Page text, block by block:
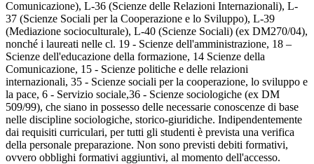
Comunicazione), L-36 (Scienze delle Relazioni Internazionali), L-
37 (Scienze Sociali per la Cooperazione e lo Sviluppo), L-39
(Mediazione socioculturale), L-40 (Scienze Sociali) (ex DM270/04),
nonché i laureati nelle cl. 19 - Scienze dell'amministrazione, 18 –
Scienze dell'educazione della formazione, 14 Scienze della
Comunicazione, 15 - Scienze politiche e delle relazioni
internazionali, 35 - Scienze sociali per la cooperazione, lo sviluppo e
la pace, 6 - Servizio sociale,36 - Scienze sociologiche (ex DM
509/99), che siano in possesso delle necessarie conoscenze di base
nelle discipline sociologiche, storico-giuridiche. Indipendentemente
dai requisiti curriculari, per tutti gli studenti è prevista una verifica
della personale preparazione. Non sono previsti debiti formativi,
ovvero obblighi formativi aggiuntivi, al momento dell'accesso.